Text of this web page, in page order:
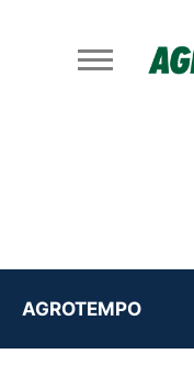
AGROTEMPO